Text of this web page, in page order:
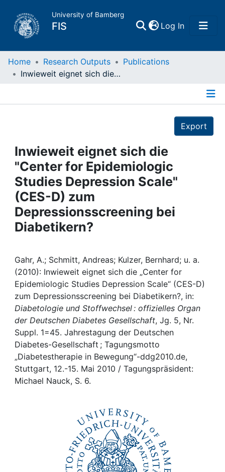
University of Bamberg
FIS Log In(current)
Home
Projects
People
Institutions
Awards
Help
Home Research Outputs
Publications
Inwieweit eignet sich die "Center for Epidemiologic Studies Depression Scale" (CES-D) zum Depressionsscreening bei Diabetikern?
Export
Inwieweit eignet sich die
"Center for Epidemiologic
Studies Depression Scale"
(CES-D) zum
Depressionsscreening bei
Diabetikern?
Gahr, A.; Schmitt, Andreas; Kulzer, Bernhard; u. a.
(2010): Inwieweit eignet sich die „Center for
Epidemiologic Studies Depression Scale“ (CES-D)
zum Depressionsscreening bei Diabetikern?, in:
Diabetologie und Stoffwechsel : offizielles Organ
der Deutschen Diabetes Gesellschaft, Jg. 5, Nr.
Suppl. 1=45. Jahrestagung der Deutschen
Diabetes-Gesellschaft ; Tagungsmotto
„Diabetestherapie in Bewegung“-ddg2010.de,
Stuttgart, 12.-15. Mai 2010 / Tagungspräsident:
Michael Nauck, S. 6.